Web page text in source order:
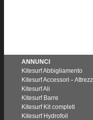
ANNUNCI
Kitesurf Abbigliamento
Kitesurf Accessori -
Kitesurf Ali
Kitesurf Barre
Kitesurf Kit completi
Kitesurf Hydrofoil